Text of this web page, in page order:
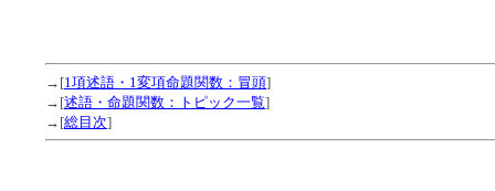
→[1項述語・1変項命題関数：冒頭]
→[述語・命題関数：トピック一覧]
→[総目次]